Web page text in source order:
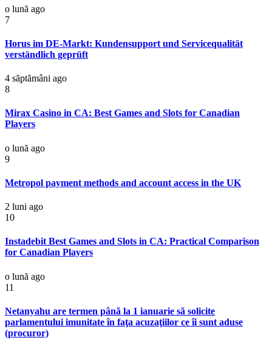
o lună ago
7
Horus im DE-Markt: Kundensupport und Servicequalität
verständlich geprüft
4 săptămâni ago
8
Mirax Casino in CA: Best Games and Slots for Canadian
Players
o lună ago
9
Metropol payment methods and account access in the UK
2 luni ago
10
Instadebit Best Games and Slots in CA: Practical Comparison
for Canadian Players
o lună ago
11
Netanyahu are termen până la 1 ianuarie să solicite
parlamentului imunitate în faţa acuzaţiilor ce îi sunt aduse
(procuror)